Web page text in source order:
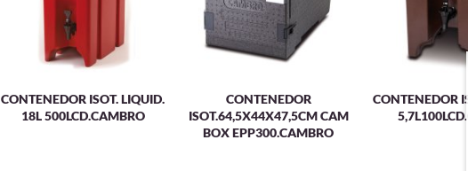
CONTENEDOR ISOT. LIQUID.
18L 500LCD.CAMBRO
CONTENEDOR
ISOT.64,5X44X47,5CM CAM
BOX EPP300.CAMBRO
CONTENEDOR